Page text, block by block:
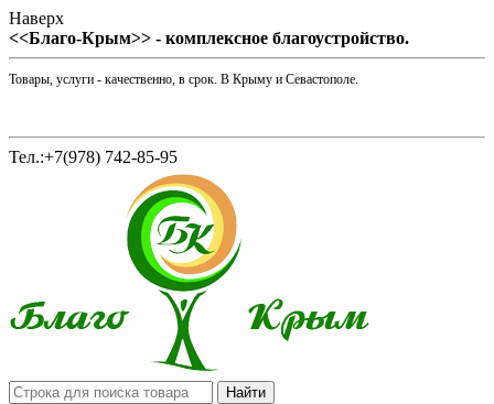
Наверх
<<Благо-Крым>> - комплексное благоустройство.
Товары, услуги - качественно, в срок. В Крыму и Севастополе.
Тел.:+7(978) 742-85-95